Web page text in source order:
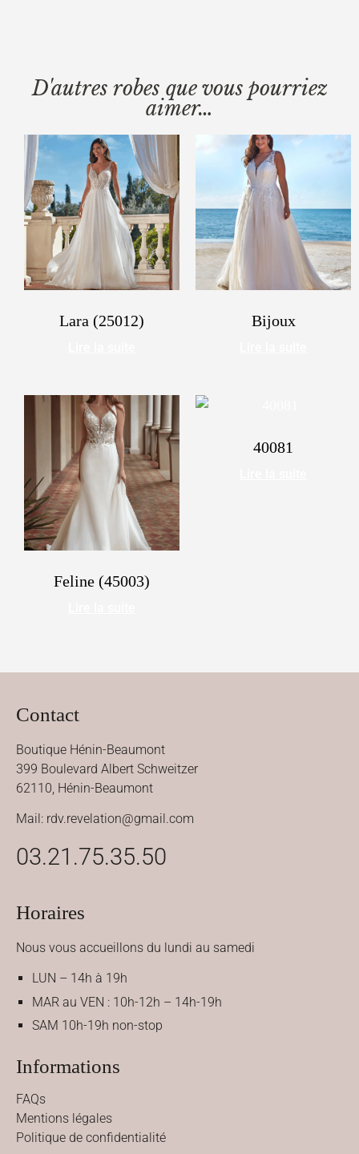
D'autres robes que vous pourriez
aimer…
Lara (25012) Bijoux
Feline (45003)
40081
Contact
Boutique Hénin-Beaumont
399 Boulevard Albert Schweitzer
62110, Hénin-Beaumont
Mail: rdv.revelation@gmail.com
03.21.75.35.50
Horaires
Nous vous accueillons du lundi au samedi
LUN – 14h à 19h
MAR au VEN : 10h-12h – 14h-19h
SAM 10h-19h non-stop
Informations
FAQs
Mentions légales
Politique de confidentialité